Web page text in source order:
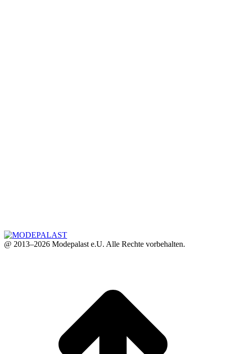
@ 2013–2026 Modepalast e.U. Alle Rechte vorbehalten.